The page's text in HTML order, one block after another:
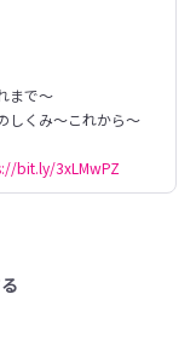
まで〜
しくみ〜これから〜
bit.ly/3xLMwPZ